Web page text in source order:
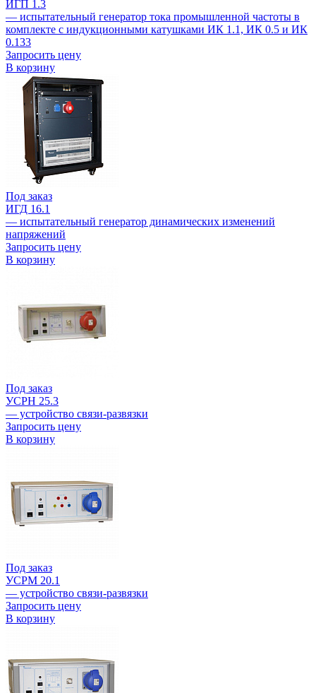
ИГП 1.3
— испытательный генератор тока промышленной частоты в
комплекте с индукционными катушками ИК 1.1, ИК 0.5 и ИК
0.133
Запросить цену
В корзину
Под заказ
ИГД 16.1
— испытательный генератор динамических изменений
напряжений
Запросить цену
В корзину
Под заказ
УСРН 25.3
— устройство связи-развязки
Запросить цену
В корзину
Под заказ
УСРМ 20.1
— устройство связи-развязки
Запросить цену
В корзину